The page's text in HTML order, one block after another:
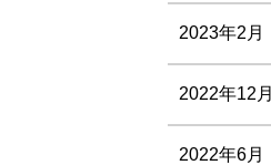
2023年2月
2022年12月
2022年6月